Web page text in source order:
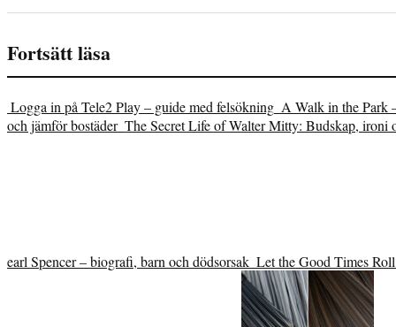
Fortsätt läsa
Logga in på Tele2 Play – guide med felsökning A Walk in the Park
och jämför bostäder The Secret Life of Walter Mitty: Budskap, ironi
earl Spencer – biografi, barn och dödsorsak Let the Good Times